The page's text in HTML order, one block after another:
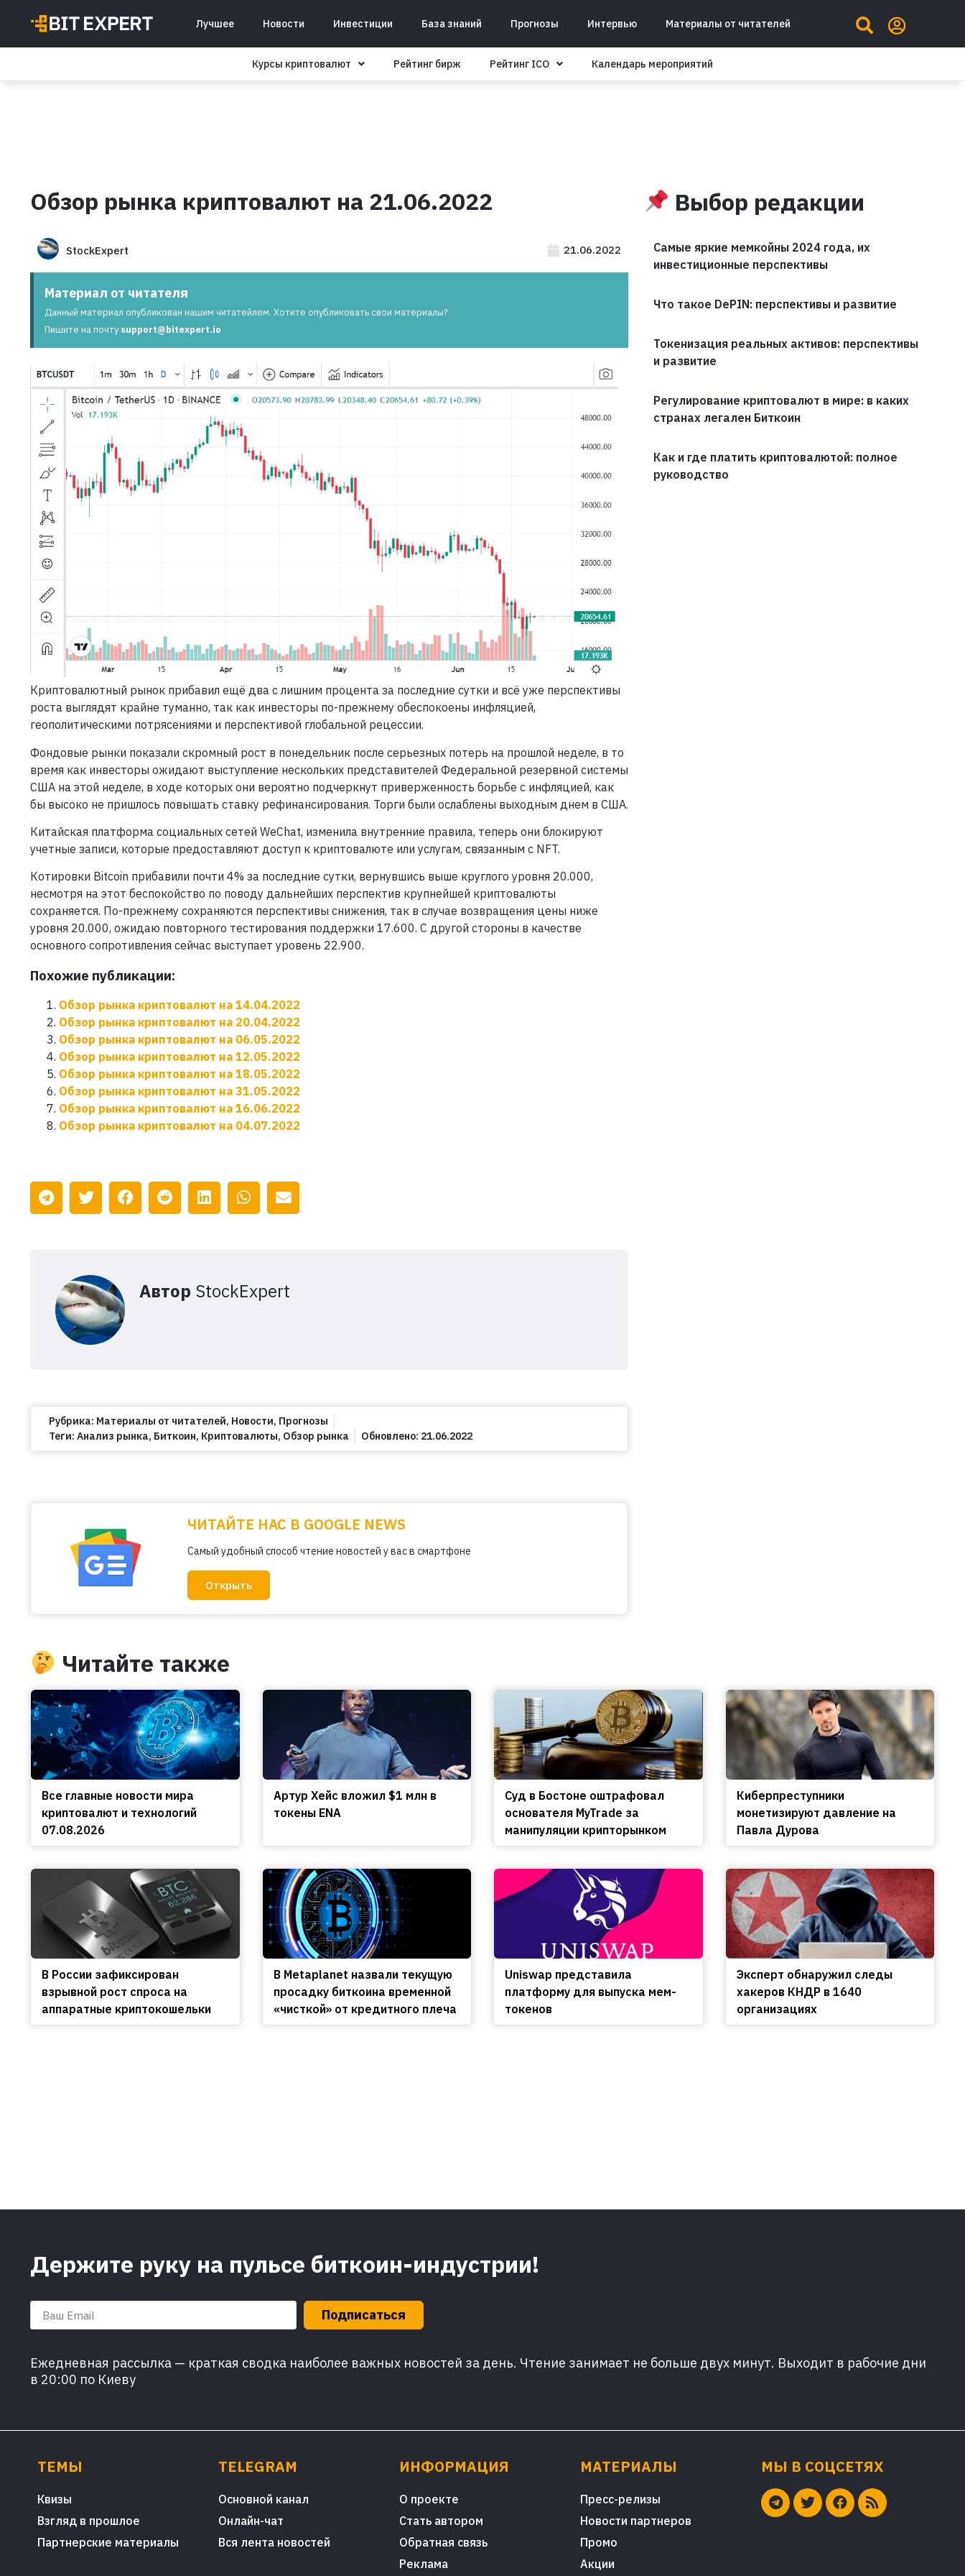
Лучшее Новости Инвестиции База знаний Прогнозы Интервью Материалы от читателей
Курсы криптовалют Рейтинг бирж Рейтинг ICO Календарь мероприятий
Обзор рынка криптовалют на 21.06.2022
StockExpert 21.06.2022
Материал от читателя
Данный материал опубликован нашим читатейлем. Хотите опубликовать свои материалы?
Пишите на почту support@bitexpert.io
Криптовалютный рынок прибавил ещё два с лишним процента за последние сутки и всё уже перспективы
роста выглядят крайне туманно, так как инвесторы по-прежнему обеспокоены инфляцией,
геополитическими потрясениями и перспективой глобальной рецессии.
Фондовые рынки показали скромный рост в понедельник после серьезных потерь на прошлой неделе, в то
время как инвесторы ожидают выступление нескольких представителей Федеральной резервной системы
США на этой неделе, в ходе которых они вероятно подчеркнут приверженность борьбе с инфляцией, как
бы высоко не пришлось повышать ставку рефинансирования. Торги были ослаблены выходным днем ​​в США.
Китайская платформа социальных сетей WeChat, изменила внутренние правила, теперь они блокируют
учетные записи, которые предоставляют доступ к криптовалюте или услугам, связанным с NFT.
Котировки Bitcoin прибавили почти 4% за последние сутки, вернувшись выше круглого уровня 20.000,
несмотря на этот беспокойство по поводу дальнейших перспектив крупнейшей криптовалюты
сохраняется. По-прежнему сохраняются перспективы снижения, так в случае возвращения цены ниже
уровня 20.000, ожидаю повторного тестирования поддержки 17.600. С другой стороны в качестве
основного сопротивления сейчас выступает уровень 22.900.
Похожие публикации:
Обзор рынка криптовалют на 14.04.2022
Обзор рынка криптовалют на 20.04.2022
Обзор рынка криптовалют на 06.05.2022
Обзор рынка криптовалют на 12.05.2022
Обзор рынка криптовалют на 18.05.2022
Обзор рынка криптовалют на 31.05.2022
Обзор рынка криптовалют на 16.06.2022
Обзор рынка криптовалют на 04.07.2022
Автор StockExpert
Рубрика: Материалы от читателей, Новости, Прогнозы
Теги: Анализ рынка, Биткоин, Криптовалюты, Обзор рынка Обновлено: 21.06.2022
ЧИТАЙТЕ НАС В GOOGLE NEWS
Самый удобный способ чтение новостей у вас в смартфоне
Открыть
Выбор редакции
Самые яркие мемкойны 2024 года, их
инвестиционные перспективы
Что такое DePIN: перспективы и развитие
Токенизация реальных активов: перспективы
и развитие
Регулирование криптовалют в мире: в каких
странах легален Биткоин
Как и где платить криптовалютой: полное
руководство
Читайте также
Все главные новости мира
криптовалют и технологий
07.08.2026
Артур Хейс вложил $1 млн в
токены ENA
Cуд в Бостоне оштрафовал
основателя MyTrade за
манипуляции крипторынком
Киберпреступники
монетизируют давление на
Павла Дурова
В России зафиксирован
взрывной рост спроса на
аппаратные криптокошельки
В Metaplanet назвали текущую
просадку биткоина временной
«чисткой» от кредитного плеча
Uniswap представила
платформу для выпуска мем-
токенов
Эксперт обнаружил следы
хакеров КНДР в 1640
организациях
Держите руку на пульсе биткоин-индустрии!
Подписаться
Ежедневная рассылка — краткая сводка наиболее важных новостей за день. Чтение занимает не больше двух минут. Выходит в рабочие дни
в 20:00 по Киеву
ТЕМЫ
Квизы
Взгляд в прошлое
Партнерские материалы
TELEGRAM
Основной канал
Онлайн-чат
Вся лента новостей
ИНФОРМАЦИЯ
О проекте
Стать автором
Обратная связь
Реклама
МАТЕРИАЛЫ
Пресс-релизы
Новости партнеров
Промо
Акции
МЫ В СОЦСЕТЯХ